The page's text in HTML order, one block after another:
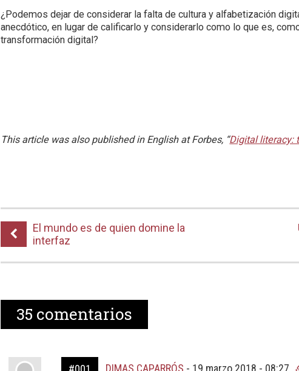
¿Podemos dejar de considerar la falta de cultura y alfabetización
anecdótico, en lugar de calificarlo y considerarlo como lo que es,
transformación digital?
This article was also published in English at Forbes, “Digital literacy:
El mundo es de quien domine la
interfaz
35 comentarios
DIMAS CAPARRÓS - 19 marzo 2018 - 08:27